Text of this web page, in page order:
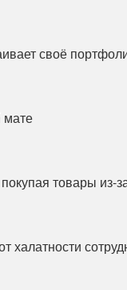
своё
мате
товары из-
халатности